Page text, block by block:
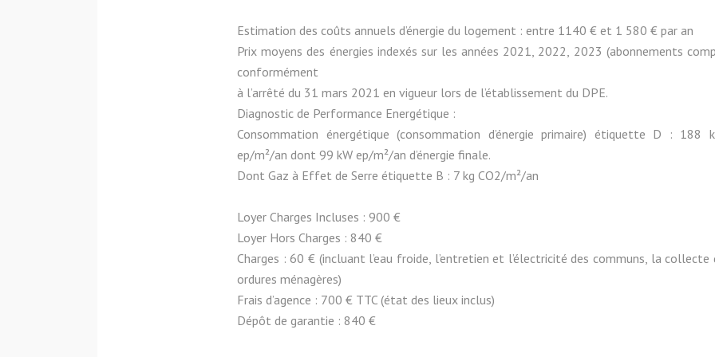
Estimation des coûts annuels d’énergie du logement : entre 1140 € et 1 580 € par an
Prix moyens des énergies indexés sur les années 2021, 2022, 2023 (abonnements
conformément
à l’arrêté du 31 mars 2021 en vigueur lors de l’établissement du DPE.
Diagnostic de Performance Energétique :
Consommation énergétique (consommation d’énergie primaire) étiquette D : 188
ep/m²/an dont 99 kW ep/m²/an d’énergie finale.
Dont Gaz à Effet de Serre étiquette B : 7 kg CO2/m²/an
Loyer Charges Incluses : 900 €
Loyer Hors Charges : 840 €
Charges : 60 € (incluant l’eau froide, l’entretien et l’électricité des communs, la collecte
ordures ménagères)
Frais d’agence : 700 € TTC (état des lieux inclus)
Dépôt de garantie : 840 €